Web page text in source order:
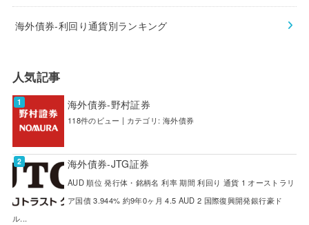
海外債券-利回り通貨別ランキング
人気記事
海外債券-野村証券
118件のビュー | カテゴリ: 海外債券
海外債券-JTG証券
AUD 順位 発行体・銘柄名 利率 期間 利回り 通貨 1 オーストラリ
ア国債 3.944% 約9年0ヶ月 4.5 AUD 2 国際復興開発銀行豪ド
ル...